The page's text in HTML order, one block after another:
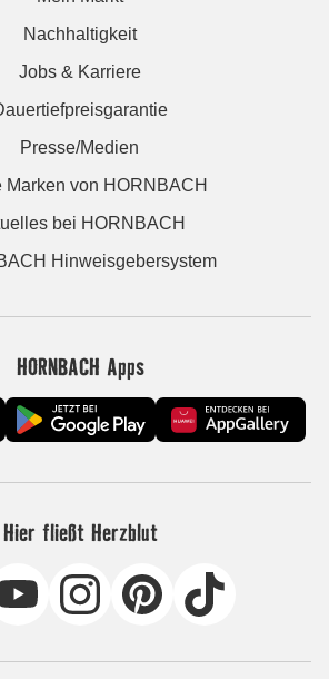
Nachhaltigkeit
Jobs & Karriere
Presse/Medien
Marken von HORNBACH
bei HORNBACH
Hinweisgebersystem
HORNBACH Apps
Hier fließt Herzblut